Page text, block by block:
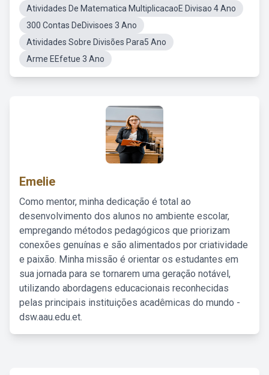
Atividades De Matematica MultiplicacaoE Divisao 4 Ano
300 Contas DeDivisoes 3 Ano
Atividades Sobre Divisões Para5 Ano
Arme EEfetue 3 Ano
Emelie
Como mentor, minha dedicação é total ao
desenvolvimento dos alunos no ambiente escolar,
empregando métodos pedagógicos que priorizam
conexões genuínas e são alimentados por criatividade
e paixão. Minha missão é orientar os estudantes em
sua jornada para se tornarem uma geração notável,
utilizando abordagens educacionais reconhecidas
pelas principais instituições acadêmicas do mundo -
dsw.aau.edu.et.